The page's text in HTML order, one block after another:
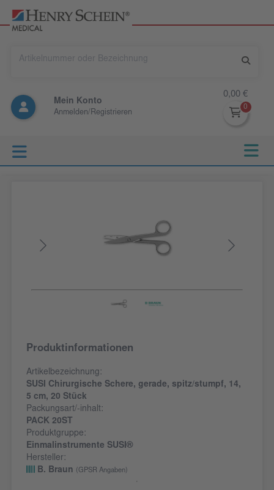
Mein Konto
Anmelden/Registrieren
0,00 €
Produktinformationen
Artikelbezeichnung:
SUSI Chirurgische Schere, gerade, spitz/stumpf, 14,
5 cm, 20 Stück
Packungsart/-inhalt:
PACK 20ST
Produktgruppe:
Einmalinstrumente SUSI®
Hersteller:
B. Braun
(GPSR Angaben)